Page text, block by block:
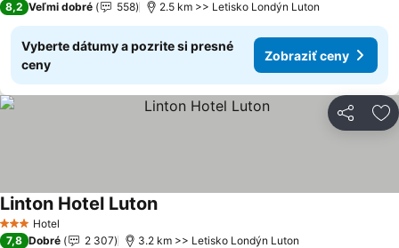
8,2 Veľmi dobré 558 2.5 km >> Letisko Londýn Luton
Vyberte dátumy a pozrite si presné
ceny
Zobraziť ceny
Zdieľať
3 Počet hviezdičiek
Hotel
Linton Hotel Luton
7,8 Dobré 2 307 3.2 km >> Letisko Londýn Luton